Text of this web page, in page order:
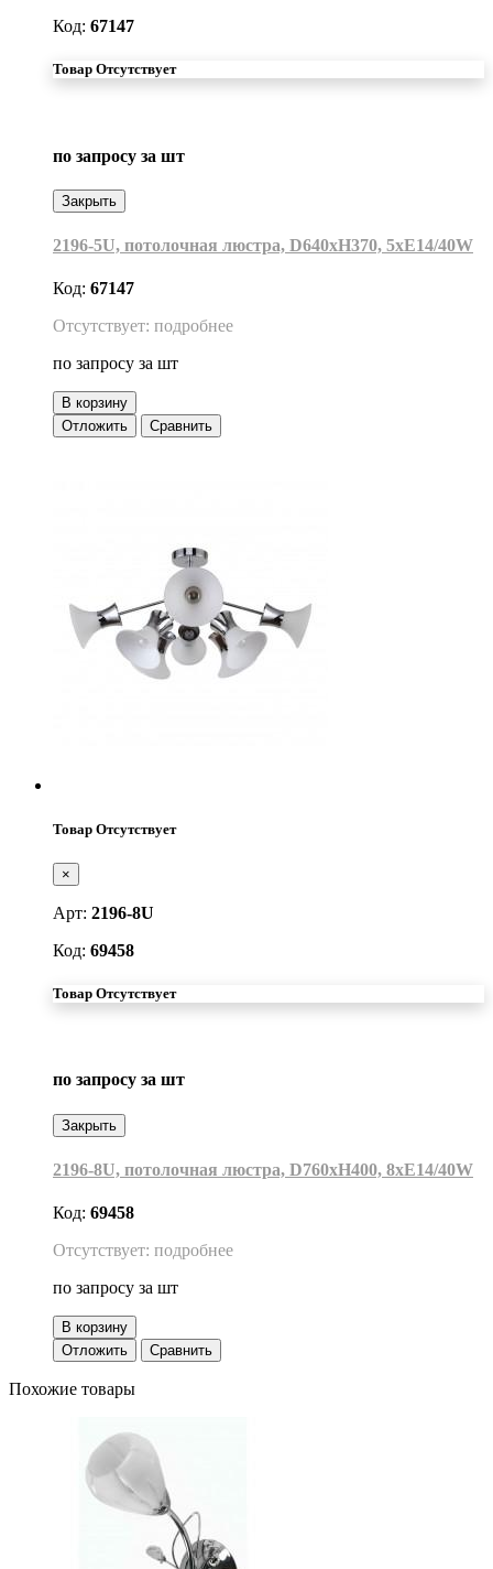
Код: 67147
Товар Отсутствует
по запросу за шт
Закрыть
2196-5U, потолочная люстра, D640xH370, 5xE14/40W
Код: 67147
Отсутствует: подробнее
по запросу за шт
В корзину
Отложить
Сравнить
Товар Отсутствует
×
Арт: 2196-8U
Код: 69458
Товар Отсутствует
по запросу за шт
Закрыть
2196-8U, потолочная люстра, D760xH400, 8xE14/40W
Код: 69458
Отсутствует: подробнее
по запросу за шт
В корзину
Отложить
Сравнить
Похожие товары